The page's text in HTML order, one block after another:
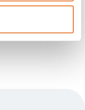
voor jouw bedrijf
voor een